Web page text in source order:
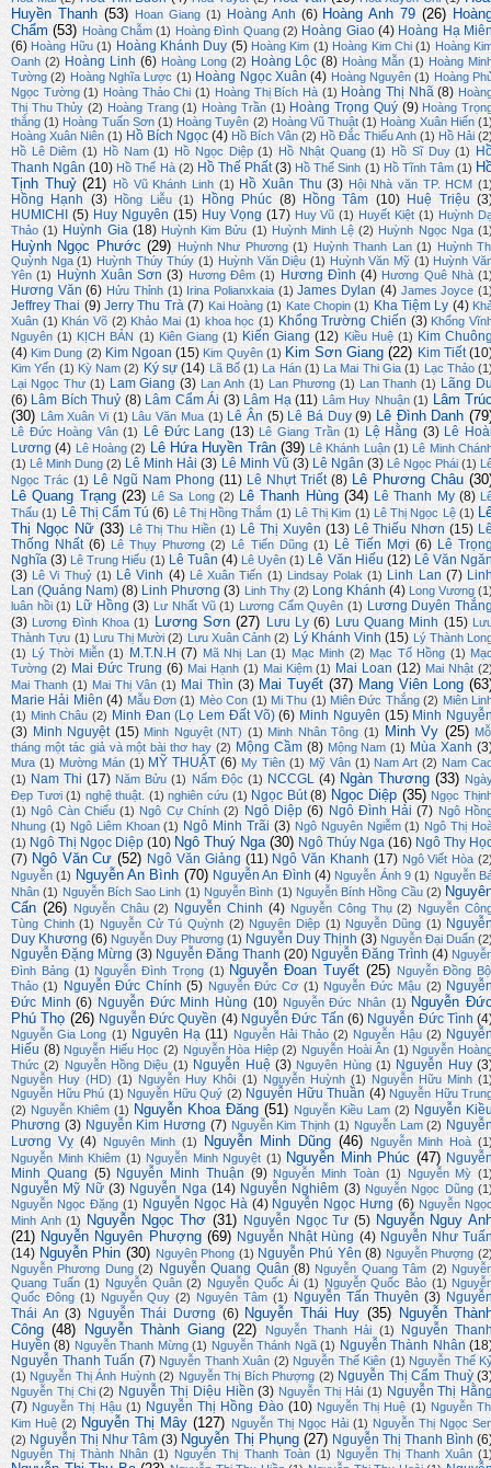
Huyền Thanh (53) Hoan Giang (1) Hoàng Anh (6) Hoàng Anh 79 (26)
Chẩm (53) Hoàng Chẫm (1) Hoàng Đình Quang (2) Hoàng Giao (4) Hoàng Hạ
(6) Hoàng Hữu (1) Hoàng Khánh Duy (5) Hoàng Kim (1) Hoàng Kim Chi (1) Hoàng
Oanh (2) Hoàng Linh (6) Hoàng Long (2) Hoàng Lộc (8) Hoàng Mẫn (1) Hoàng
Tường (2) Hoàng Nghĩa Lược (1) Hoàng Ngọc Xuân (4) Hoàng Nguyên (1) Hoàng
Ngọc Tường (1) Hoàng Thảo Chi (1) Hoàng Thị Bích Hà (1) Hoàng Thị Nhã (8)
Thị Thu Thủy (2) Hoàng Trang (1) Hoàng Trần (1) Hoàng Trọng Quý (9) Hoàng
thắng (1) Hoàng Tuấn Sơn (1) Hoàng Tuyên (2) Hoàng Vũ Thuật (1) Hoàng Xuân Hiến
Hoàng Xuân Niên (1) Hồ Bích Ngọc (4) Hồ Bích Vân (2) Hồ Đắc Thiếu Anh (1) Hồ Hải
Hồ Lê Diêm (1) Hồ Nam (1) Hồ Ngọc Diệp (1) Hồ Nhật Quang (1) Hồ Sĩ Duy (1)
Thanh Ngân (10) Hồ Thế Hà (2) Hồ Thế Phất (3) Hồ Thế Sinh (1) Hồ Tĩnh Tâm (1)
Tịnh Thuỷ (21) Hồ Vũ Khánh Linh (1) Hồ Xuân Thu (3) Hội Nhà văn TP. HCM
Hồng Hạnh (3) Hồng Liễu (1) Hồng Phúc (8) Hồng Tâm (10) Huệ Triệu
HUMICHI
(5) Huy Nguyên (15) Huy Vọng (17) Huy Vũ (1) Huyết Kiệt (1) Huỳnh
Thảo (1) Huỳnh Gia (18) Huỳnh Kim Bửu (1) Huỳnh Minh Lệ (2) Huỳnh Ngọc Nga
Huỳnh Ngọc Phước (29) Huỳnh Như Phương (1) Huỳnh Thanh Lan (1)
Huỳnh
Quỳnh Nga (1) Huỳnh Thúy Thúy (1) Huỳnh Văn Diệu (1) Huỳnh Văn Mỹ (1) Huỳnh
Yên (1) Huỳnh Xuân Sơn (3) Hương Đêm (1) Hương Đình (4) Hương Quê Nhà
Hương Văn (6) Hửu Thỉnh (1) Irina Polianxkaia (1) James Dylan (4) James Joyce
Jeffrey Thai (9) Jerry Thu Trà (7) Kai Hoàng (1) Kate Chopin (1) Kha Tiệm Ly (4)
Xuân (1) Khán Võ (2) Khảo Mai (1) khoa học (1) Khổng Trường Chiến (3) Khổng
Nguyên (1) KỊCH BẢN (1) Kiên Giang (1) Kiến Giang (12) Kiều Huệ (1) Kim
(4) Kim Dung (2) Kim Ngoan (15) Kim Quyên (1) Kim Sơn Giang (22) Kim Tiết
Kim Yến (1) Kỳ Nam (2) Ký sự (14) Lã Bố (1) La Hán (1) La Mai Thi Gia (1) Lạc Thảo
Lại Ngọc Thư (1) Lam Giang (3) Lan Anh (1) Lan Phương (1) Lan Thanh (1) Lãng
(6) Lâm Bích Thuỷ (8) Lâm Cẩm Ái (3) Lâm Hạ (11) Lâm Huy Nhuận (1) Lâm
(30) Lâm Xuân Vi (1) Lâu Văn Mua (1) Lê Ân (5) Lê Bá Duy (9) Lê Đình Danh
Lê Đức Hoàng Vân (1) Lê Đức Lang (13) Lê Giang Trần (1) Lệ Hằng (3) Lê
Lương (4) Lê Hoàng (2) Lê Hứa Huyền Trân (39) Lê Khánh Luận (1) Lê Minh
(1) Lê Minh Dung (2) Lê Minh Hải (3) Lê Minh Vũ (3) Lê Ngân (3) Lê Ngọc Phái (1)
Ngọc Trác (1) Lê Ngũ Nam Phong (11) Lê Nhựt Triết (8) Lê Phương Châu
Lê Quang Trạng (23) Lê Sa Long (2) Lê Thanh Hùng (34) Lê Thanh My (8)
Thấu (1) Lê Thị Cẩm Tú (6) Lê Thị Hồng Thắm (1) Lê Thị Kim (1) Lê Thị Ngọc Lệ (1)
Thị Ngọc Nữ (33) Lê Thị Thu Hiền (1) Lê Thị Xuyên (13) Lê Thiếu Nhơn (15)
Thống Nhất (6) Lê Thụy Phương (2) Lê Tiến Dũng (1) Lê Tiến Mợi (6) Lê
Nghĩa (3) Lê Trung Hiếu (1) Lê Tuân (4) Lê Uyên (1) Lê Văn Hiếu (12) Lê Văn
(3) Lê Vi Thuỷ (1) Lê Vinh (4) Lê Xuân Tiến (1) Lindsay Polak (1) Linh Lan (7)
Lan (Quảng Nam) (8) Linh Phương (3) Linh Thy (2) Long Khánh (4) Long Vương
luân hồi (1) Lữ Hồng (3) Lư Nhất Vũ (1) Lương Cẩm Quyên (1) Lương Duyên
(3) Lương Đình Khoa (1) Lương Sơn (27) Lưu Ly (6) Lưu Quang Minh (15)
Thành Tựu (1) Lưu Thị Mười (2) Lưu Xuân Cảnh (2) Lý Khánh Vinh (15) Lý Thành
(1)
Lý Thời Miễn (1) M.T.N.H (7) Mã Nhị Lan (1) Mạc Minh (2) Mạc Tố Hồng (1)
Tường (2) Mai Đức Trung (6) Mai Hạnh (1) Mai Kiệm (1) Mai Loan (12) Mai Nhật
Mai Thanh (1) Mai Thị Vân (1) Mai Thìn (3) Mai Tuyết (37) Mang Viên Long
Marie Hải Miên (4) Mẫu Đơn (1) Mèo Con (1) Mi Thu (1) Miên Đức Thắng (2) Miên
(1) Minh Châu (2) Minh Đan (Lọ Lem Đất Võ) (6) Minh Nguyên (15) Minh
(3) Minh Nguyệt (15) Minh Nguyệt (NT) (1) Minh Nhân Tông (1) Minh Vy (25)
tháng một tác giả và một bài thơ hay (2) Mộng Cầm (8) Mộng Nam (1) Mùa Xanh
Mưa (1) Mường Mán (1) MỸ THUẬT (6) My Tiên (1) Mỹ Vân (1) Nam Art (2) Nam
(1) Nam Thi (17) Năm Bửu (1) Nấm Độc (1) NCCGL (4) Ngàn Thương (33)
Đẹp Tươi (1) nghệ thuật. (1) nghiên cứu (1) Ngọc Bút (8) Ngọc Diệp (35) Ngọc
(1) Ngô Càn Chiểu (1) Ngô Cự Chính (2) Ngô Diệp (6) Ngô Đình Hải (7) Ngô
Nhung (1) Ngô Liêm Khoan (1) Ngô Minh Trãi (3) Ngô Nguyên Ngiễm (1) Ngô Thị
(1) Ngô Thị Ngọc Diệp (10) Ngô Thuý Nga (30) Ngô Thúy Nga (16) Ngô Thy
(7) Ngô Văn Cư (52) Ngô Văn Giảng (11) Ngô Văn Khanh (17) Ngô Viết Hòa
Nguyễn (1) Nguyễn An Bình (70) Nguyễn An Đình (4) Nguyễn Ánh 9 (1) Nguyễn
Nhân (1) Nguyễn Bích Sao Linh (1) Nguyễn Bình (1) Nguyễn Bính Hồng Cầu (2)
Cẩn (26) Nguyễn Châu (2) Nguyễn Chinh (4) Nguyễn Công Thụ (2) Nguyễn
Tùng Chinh (1) Nguyễn Cử Tú Quỳnh (2) Nguyên Diệp (1) Nguyễn Dũng (1)
Duy Khương (6) Nguyễn Duy Phương (1) Nguyễn Duy Thịnh (3) Nguyễn Đại Duẩn
Nguyễn Đặng Mừng (3) Nguyễn Đăng Thanh (20) Nguyễn Đăng Trình (4)
Đình Bảng (1) Nguyễn Đình Trọng (1) Nguyễn Đoan Tuyết (25)
Nguyễn Đồng
Thảo (1) Nguyễn Đức Chính (5) Nguyễn Đức Cơ (1) Nguyễn Đức Mậu (2)
Đức Minh (6) Nguyễn Đức Minh Hùng (10) Nguyễn Đức Nhân (1) Nguyễn
Phú Thọ (26) Nguyễn Đức Quyền (4) Nguyễn Đức Tấn (6) Nguyễn Đức Tình
Nguyễn Gia Long (1) Nguyên Hạ (11) Nguyễn Hải Thảo (2) Nguyễn Hậu (2)
Hiếu (8) Nguyễn Hiếu Học (2) Nguyễn Hòa Hiệp (2) Nguyễn Hoài Ân (1) Nguyễn
Thức (2) Nguyễn Hồng Diệu (1) Nguyễn Huệ (3) Nguyên Hùng (1) Nguyễn Huy
Nguyễn Huy (HD) (1) Nguyễn Huy Khôi (1) Nguyễn Huỳnh (1) Nguyễn Hữu Minh
Nguyễn Hữu Phú (1) Nguyễn Hữu Quý (2) Nguyễn Hữu Thuần (4) Nguyễn Hữu
(2) Nguyễn Khiêm (1) Nguyễn Khoa Đăng (51) Nguyễn Kiều Lam (2) Nguyễn
Phương (3) Nguyễn Kim Hương (7) Nguyễn Kim Thịnh (1) Nguyễn Lam (2)
Lương Vỵ (4) Nguyên Minh (1) Nguyễn Minh Dũng (46) Nguyễn Minh Hoà
Nguyễn Minh Khiêm (1) Nguyễn Minh Nguyệt (1) Nguyễn Minh Phúc (47)
Minh Quang (5) Nguyễn Minh Thuận (9) Nguyễn Minh Toàn (1) Nguyễn Mỳ
Nguyễn Mỹ Nữ (3) Nguyễn Nga (14) Nguyễn Nghiêm (3) Nguyễn Ngọc Dũng
Nguyễn Ngọc Đặng (1) Nguyễn Ngọc Hà (4) Nguyễn Ngọc Hưng (6) Nguyễn
Minh Anh (1) Nguyễn Ngọc Thơ (31) Nguyễn Ngọc Tư (5) Nguyễn Nguy
(21) Nguyễn Nguyên Phượng (69) Nguyễn Nhật Hùng (4) Nguyễn Như
(14) Nguyễn Phin (30) Nguyên Phong (1) Nguyễn Phú Yên (8) Nguyễn Phượng
Nguyễn Phương Dung (2) Nguyễn Quang Quân (8) Nguyễn Quang Tâm (2)
Quang Tuấn (1) Nguyễn Quân (2) Nguyễn Quốc Ái (1) Nguyễn Quốc Bảo (1)
Quốc Đông (1) Nguyễn Quy (2) Nguyên Tâm (1) Nguyễn Tấn Thuyên (3)
Thái An (3) Nguyễn Thái Dương (6) Nguyễn Thái Huy (35)
Nguyễn
Công (48) Nguyễn Thành Giang (22) Nguyễn Thanh Hải (1)
Nguyễn
Huyền (8) Nguyễn Thanh Mừng (1) Nguyễn Thánh Ngã (1) Nguyễn Thành Nhân
Nguyễn Thanh Tuấn (7) Nguyễn Thanh Xuân (2) Nguyễn Thế Kiên (1) Nguyễn Thế
(1) Nguyễn Thị Ánh Huỳnh (2) Nguyễn Thị Bích Phượng (2) Nguyễn Thị Cẩm Thuỳ
Nguyễn Thị Chi (2) Nguyễn Thị Diệu Hiền (3) Nguyễn Thị Hải (1) Nguyễn Thị
(7) Nguyễn Thị Hậu (1) Nguyễn Thị Hồng Đào (10) Nguyễn Thị Huệ (1) Nguyễn
Kim Huệ (2) Nguyễn Thị Mây (127) Nguyễn Thị Ngọc Hải (1) Nguyễn Thị Ngọc
(2) Nguyễn Thị Như Tâm (3) Nguyễn Thị Phụng (27) Nguyễn Thị Thanh Bình
Nguyễn Thị Thành Nhân (1) Nguyễn Thị Thanh Toàn (1) Nguyễn Thị Thanh Xuân